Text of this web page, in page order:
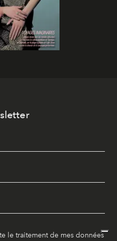
le traitement de mes données